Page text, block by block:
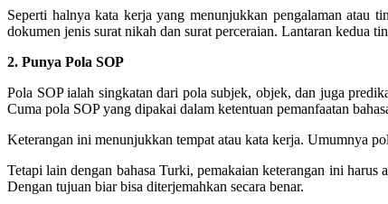
Seperti halnya kata kerja yang menunjukkan pengalaman atau
dokumen jenis surat nikah dan surat perceraian. Lantaran kedua
2. Punya Pola SOP
Pola SOP ialah singkatan dari pola subjek, objek, dan juga
Cuma pola SOP yang dipakai dalam ketentuan pemanfaatan
Keterangan ini menunjukkan tempat atau kata kerja. Umumnya
Tetapi lain dengan bahasa Turki, pemakaian keterangan ini
Dengan tujuan biar bisa diterjemahkan secara benar.